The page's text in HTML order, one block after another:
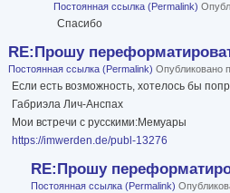
Постоянная ссылка (Permalink)
Спасибо
RE:Прошу
Постоянная ссылка (Permalink) Опубликовано
Если есть возможность, хотелось бы
Габриэла Лич-Анспах
Мои встречи с русскими:Мемуары
https://imwerden.de/publ-13276
RE:Прошу
Постоянная ссылка (Permalink)